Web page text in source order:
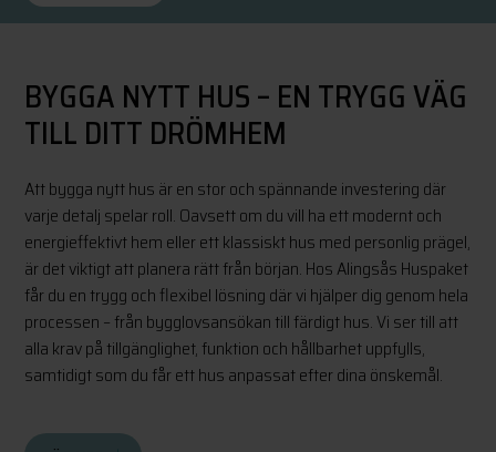
BYGGA NYTT HUS – EN TRYGG VÄG
TILL DITT DRÖMHEM
Att bygga nytt hus är en stor och spännande investering där
varje detalj spelar roll. Oavsett om du vill ha ett modernt och
energieffektivt hem eller ett klassiskt hus med personlig prägel,
är det viktigt att planera rätt från början. Hos Alingsås Huspaket
får du en trygg och flexibel lösning där vi hjälper dig genom hela
processen – från bygglovsansökan till färdigt hus. Vi ser till att
alla krav på tillgänglighet, funktion och hållbarhet uppfylls,
samtidigt som du får ett hus anpassat efter dina önskemål.